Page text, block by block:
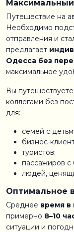
Путешествие на
Необходимо
отправления и
предлагает
Одесса без
максимальное
Вы
коллегами без
для:
семей с
бизнес-
туристов;
пассажиров
людей,
Оптимальное
Среднее время в
примерно 8–10
ситуации и